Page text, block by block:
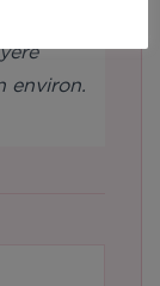
environ.